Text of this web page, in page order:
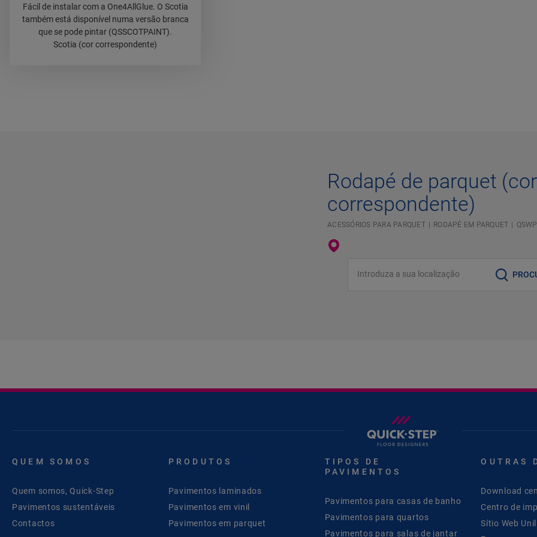
Fácil de instalar com a One4AllGlue. O Scotia
também está disponível numa versão branca
que se pode pintar (QSSCOTPAINT).
Scotia (cor correspondente)
Rodapé de parquet (cor
correspondente)
ACESSÓRIOS PARA PARQUET RODAPÉ EM PARQUET
QUEM SOMOS
Quem somos, Quick-Step
Pavimentos sustentáveis
Contactos
PRODUTOS
Pavimentos laminados
Pavimentos em vinil
Pavimentos em parquet
TIPOS DE
PAVIMENTOS
Pavimentos para casas de banho
Pavimentos para quartos
Pavimentos para salas de jantar
OUTRAS
Download
Centro de
Sítio Web